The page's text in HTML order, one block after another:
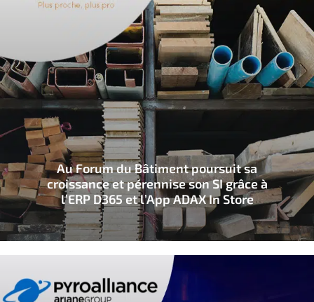
Au Forum du Bâtiment poursuit sa
croissance et pérennise son SI grâce à
l’ERP D365 et l’App ADAX In Store